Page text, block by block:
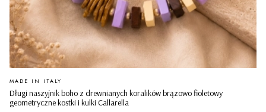
Długi naszyjnik boho z drewnianych koralików brązowo fioletowy
geometryczne kostki i kulki Callarella
PRODUCENT
MADE IN ITALY